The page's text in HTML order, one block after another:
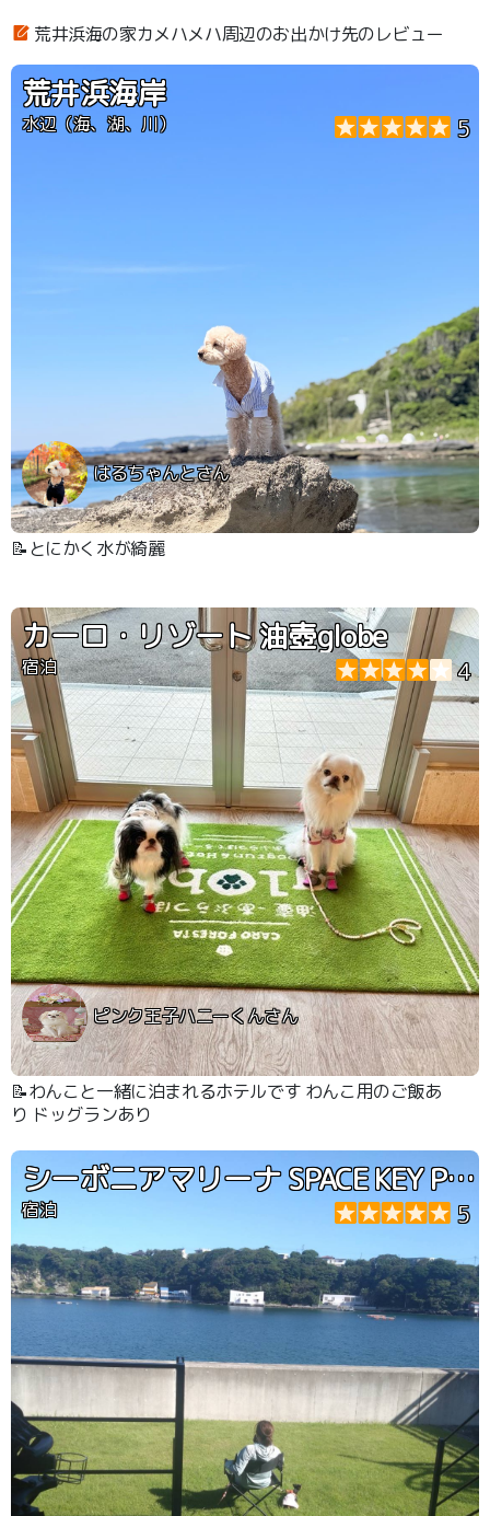
荒井浜海の家カメハメハ周辺のお出かけ先のレビュー
荒井浜海岸
水辺（海、湖、川） 5
はるちゃんとさん
📝とにかく水が綺麗
カーロ・リゾート 油壺globe
宿泊 4
ピンク王子ハニーくんさん
📝わんこと一緒に泊まれるホテルです わんこ用のご飯あ
り ドッグランあり
シーボニアマリーナ SPACE KEY POINT
宿泊 5